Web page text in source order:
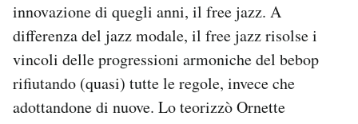
innovazione di quegli anni, il free jazz. A
differenza del jazz modale, il free jazz risolse i
vincoli delle progressioni armoniche del bebop
rifiutando (quasi) tutte le regole, invece che
adottandone di nuove. Lo teorizzò Ornette